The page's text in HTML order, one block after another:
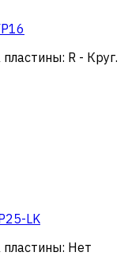
: R - Круг.
LK
: Нет